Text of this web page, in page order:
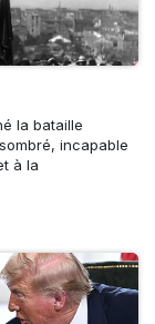
la bataille
incapable
à la